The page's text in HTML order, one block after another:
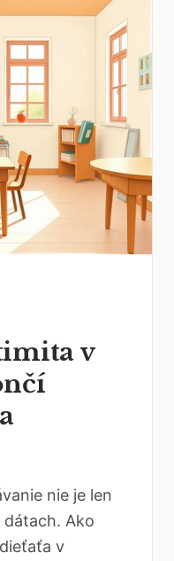
v
nie je len
Ako
v